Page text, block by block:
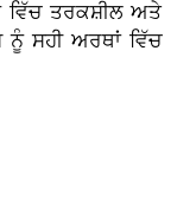
ਵਿੱਚ ਤਰਕਸ਼ੀਲ ਅਤੇ
ਨੂੰ ਸਹੀ ਅਰਥਾਂ ਵਿੱਚ